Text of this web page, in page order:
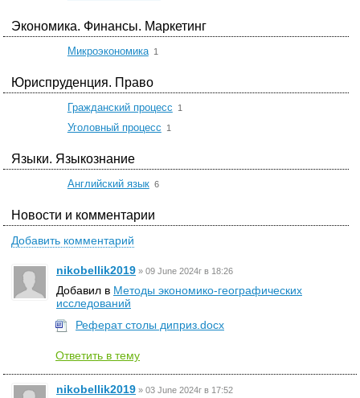
Экономика. Финансы. Маркетинг
Микроэкономика 1
Юриспруденция. Право
Гражданский процесс 1
Уголовный процесс 1
Языки. Языкознание
Английский язык 6
Новости и комментарии
Добавить комментарий
nikobellik2019 » 09 June 2024г в 18:26
Добавил в Методы экономико-географических
исследований
Реферат столы диприз.docx
Ответить в тему
nikobellik2019 » 03 June 2024г в 17:52